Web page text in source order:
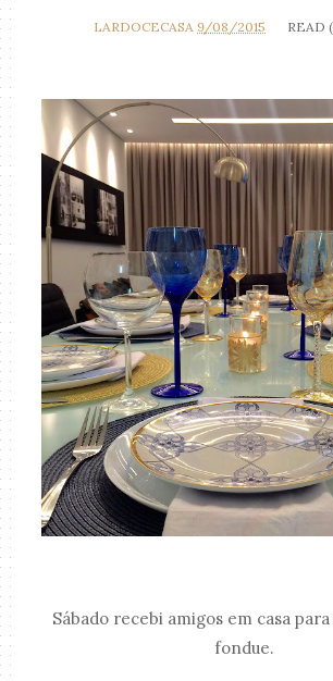
LARDOCECASA 9/08/2015 READ (
Sábado recebi amigos em casa
fondue.